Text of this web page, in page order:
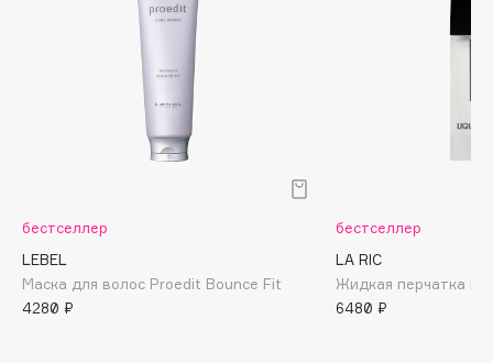
Boadicea The Victorious
BOOMSHOP
BORK
Brunello Cucinelli
Bvlgari
бестселлер
LEBEL
Маска для волос Proedit Bounce Fit
4280 ₽
бестселлер
LA RIC
Жидкая перчатка
6480 ₽